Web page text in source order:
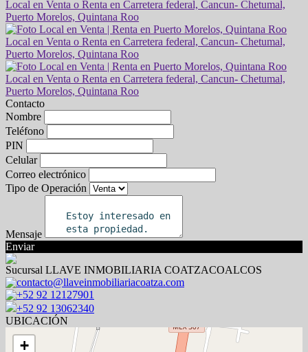
Contacto
Nombre
Teléfono
PIN
Celular
Correo electrónico
Tipo de Operación
Mensaje
Enviar
Sucursal LLAVE INMOBILIARIA COATZACOALCOS
contacto@llaveinmobiliariacoatza.com
+52 92 12127901
+52 92 13062340
UBICACIÓN
+